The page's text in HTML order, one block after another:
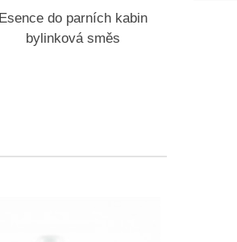
Esence do parních kabin
bylinková směs